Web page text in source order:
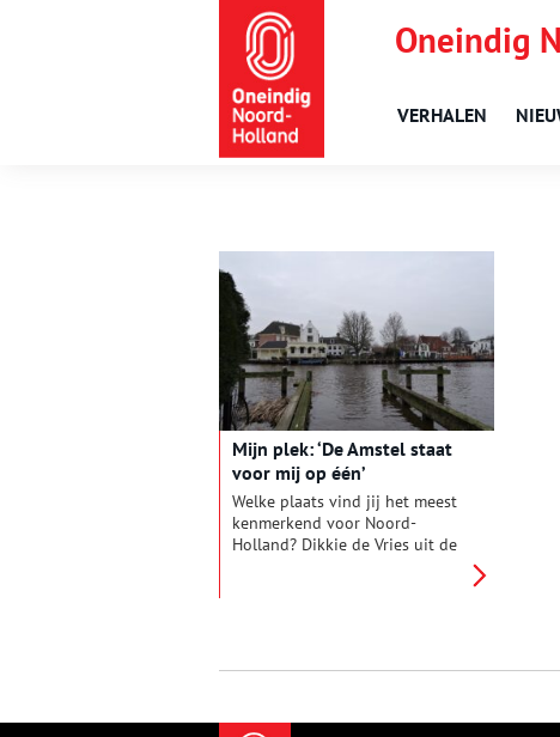
Oneindig
VERHALEN
Mijn plek: ‘De Amstel staat
voor mij op één’
Welke plaats vind jij het meest
kenmerkend voor Noord-
Holland? Dikkie de Vries uit de
mee langs de oevers van de